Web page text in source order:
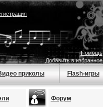
Помощь
Добавить в избранное
приколы Flash-игры
Форум